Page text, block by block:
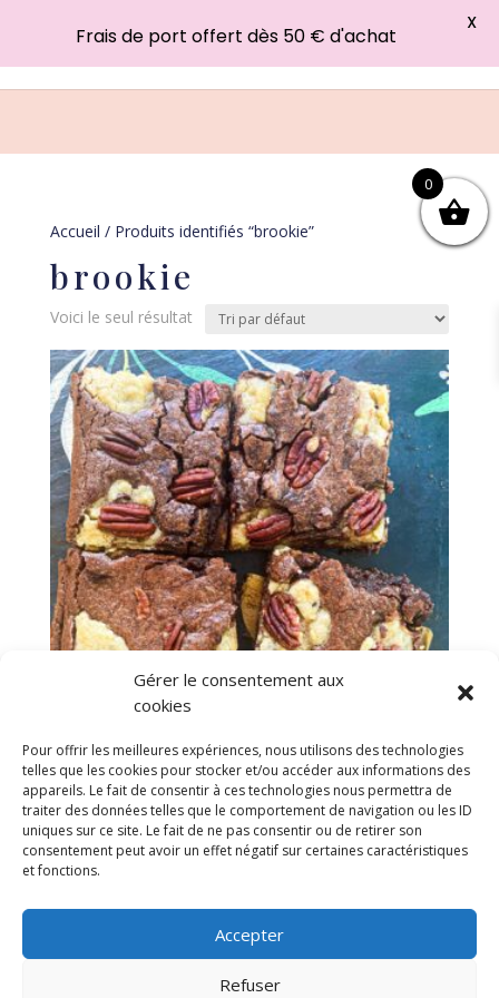
Gérer le consentement aux
cookies
Pour offrir les meilleures expériences, nous utilisons des technologies
telles que les cookies pour stocker et/ou accéder aux informations des
appareils. Le fait de consentir à ces technologies nous permettra de
traiter des données telles que le comportement de navigation ou les ID
uniques sur ce site. Le fait de ne pas consentir ou de retirer son
consentement peut avoir un effet négatif sur certaines caractéristiques
et fonctions.
Accepter
Refuser
Accueil / Produits identifiés “brookie”
brookie
Voici le seul résultat
Brookie
4,50€
Mentions légales & Traitement des données
personnelles
Politique de cookies (UE)
Conditions Générales de vente
Frais de port offert dès 50 € d'achat
X
0